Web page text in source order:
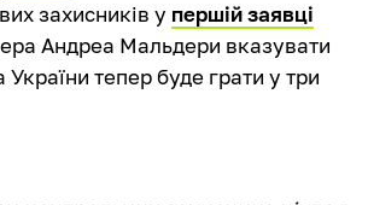
захисників у першій заявці
Андреа Мальдери вказувати
України тепер буде грати у три